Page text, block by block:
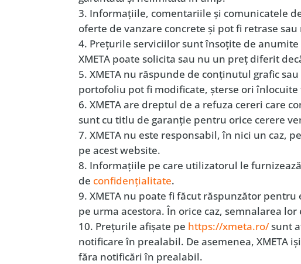
Informaţiile, comentariile şi comunicatele
oferte de vanzare concrete şi pot fi retrase
Preţurile serviciilor sunt însoţite de
XMETA poate solicita sau nu un preţ diferit
XMETA nu răspunde de conţinutul grafic
portofoliu pot fi modificate, şterse ori
XMETA are dreptul de a refuza cereri care
sunt cu titlu de garanţie pentru orice cerere
XMETA nu este responsabil, în nici un caz,
pe acest website.
Informaţiile pe care utilizatorul le
de confidenţialitate.
XMETA nu poate fi făcut răspunzător
pe urma acestora. În orice caz, semnalarea
Preţurile afişate pe https://xmeta.ro/sunt
notificare în prealabil. De asemenea, XMETA
făra notificări în prealabil.